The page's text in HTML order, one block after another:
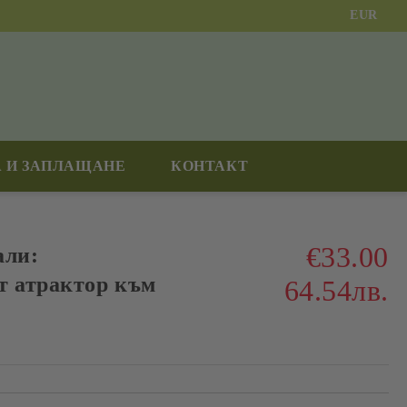
EUR
И ЗАПЛАЩАНЕ КОНТАКТ
атрактор към
€33.00
64.54лв.